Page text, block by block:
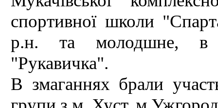
спортивної школи
р.н. та молодшне, в
"Рукавичка".
В змаганнях брали